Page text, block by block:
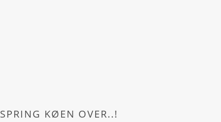
SPRING KØEN OVER..!